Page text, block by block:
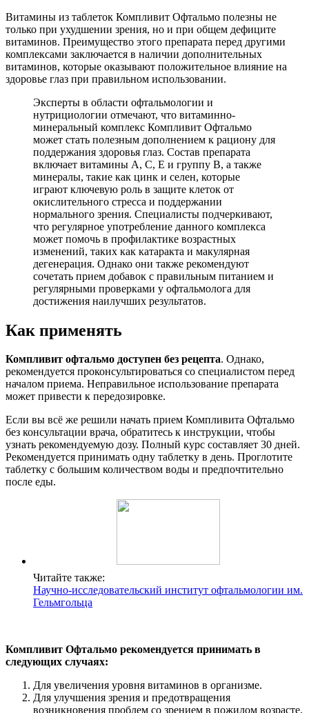
Витамины из таблеток Компливит Офтальмо полезны не
только при ухудшении зрения, но и при общем дефиците
витаминов. Преимущество этого препарата перед другими
комплексами заключается в наличии дополнительных
витаминов, которые оказывают положительное влияние на
здоровье глаз при правильном использовании.
Эксперты в области офтальмологии и
нутрициологии отмечают, что витаминно-
минеральный комплекс Компливит Офтальмо
может стать полезным дополнением к рациону для
поддержания здоровья глаз. Состав препарата
включает витамины A, C, E и группу B, а также
минералы, такие как цинк и селен, которые
играют ключевую роль в защите клеток от
окислительного стресса и поддержании
нормального зрения. Специалисты подчеркивают,
что регулярное употребление данного комплекса
может помочь в профилактике возрастных
изменений, таких как катаракта и макулярная
дегенерация. Однако они также рекомендуют
сочетать прием добавок с правильным питанием и
регулярными проверками у офтальмолога для
достижения наилучших результатов.
Как применять
Компливит офтальмо доступен без рецепта. Однако,
рекомендуется проконсультироваться со специалистом перед
началом приема. Неправильное использование препарата
может привести к передозировке.
Если вы всё же решили начать прием Компливита Офтальмо
без консультации врача, обратитесь к инструкции, чтобы
узнать рекомендуемую дозу. Полный курс составляет 30 дней.
Рекомендуется принимать одну таблетку в день. Проглотите
таблетку с большим количеством воды и предпочтительно
после еды.
Читайте также:
Научно-исследовательский институт офтальмологии им.
Гельмгольца
Компливит Офтальмо рекомендуется принимать в
следующих случаях:
Для увеличения уровня витаминов в организме.
Для улучшения зрения и предотвращения
возникновения проблем со зрением в пожилом возрасте.